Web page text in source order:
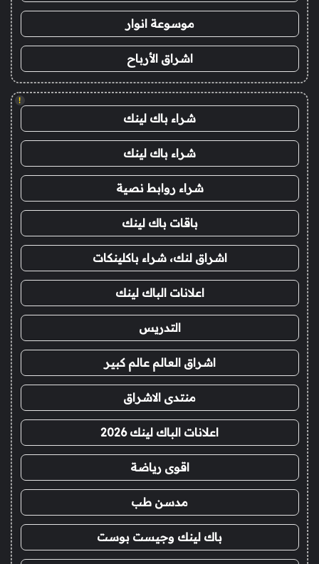
موسوعة انوار
اشراق الأرباح
!
شراء باك لينك
شراء باك لينك
شراء روابط نصية
باقات باك لينك
اشراق لنك، شراء باكلينكات
اعلانات الباك لينك
التدريس
اشراق العالم عالم كبير
منتدى الاشراق
اعلانات الباك لينك 2026
اقوى رياضة
مدسن طب
باك لينك وجيست بوست